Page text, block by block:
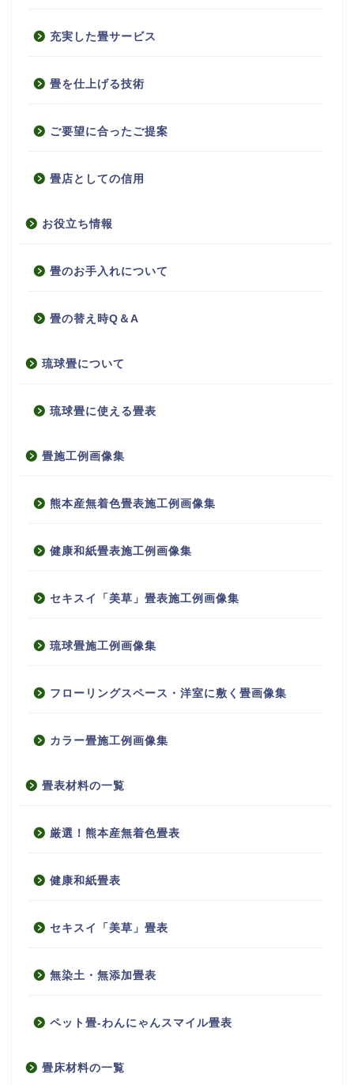
充実した畳サービス
畳を仕上げる技術
ご要望に合ったご提案
畳店としての信用
お役立ち情報
畳のお手入れについて
畳の替え時Q＆A
琉球畳について
琉球畳に使える畳表
畳施工例画像集
熊本産無着色畳表施工例画像集
健康和紙畳表施工例画像集
セキスイ「美草」畳表施工例画像集
琉球畳施工例画像集
フローリングスペース・洋室に敷く畳画像集
カラー畳施工例画像集
畳表材料の一覧
厳選！熊本産無着色畳表
健康和紙畳表
セキスイ「美草」畳表
無染土・無添加畳表
ペット畳-わんにゃんスマイル畳表
畳床材料の一覧